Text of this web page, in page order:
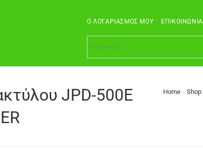
Ο ΛΟΓΑΡΙΑΣΜΌΣ ΜΟΥ ΕΠΙΚΟΙΝΩΝΊΑ
JPD-500E
Home »Shop